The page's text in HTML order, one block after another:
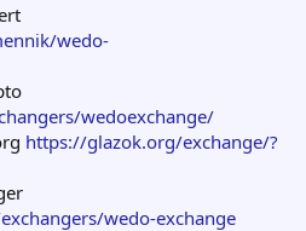
wedo-
wedoexchange/
https://glazok.org/exchange/?
wedo-exchange